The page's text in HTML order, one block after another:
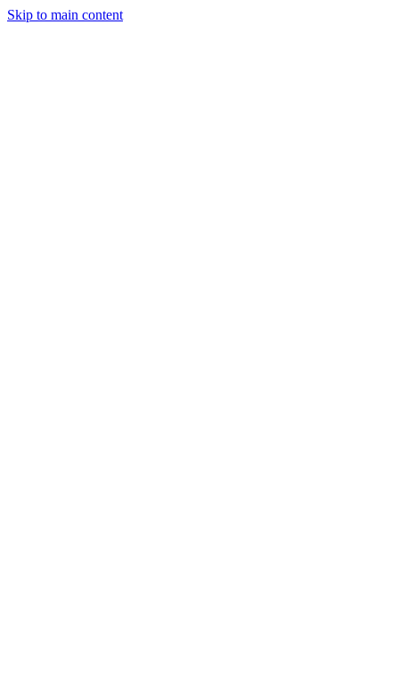
Skip to main content